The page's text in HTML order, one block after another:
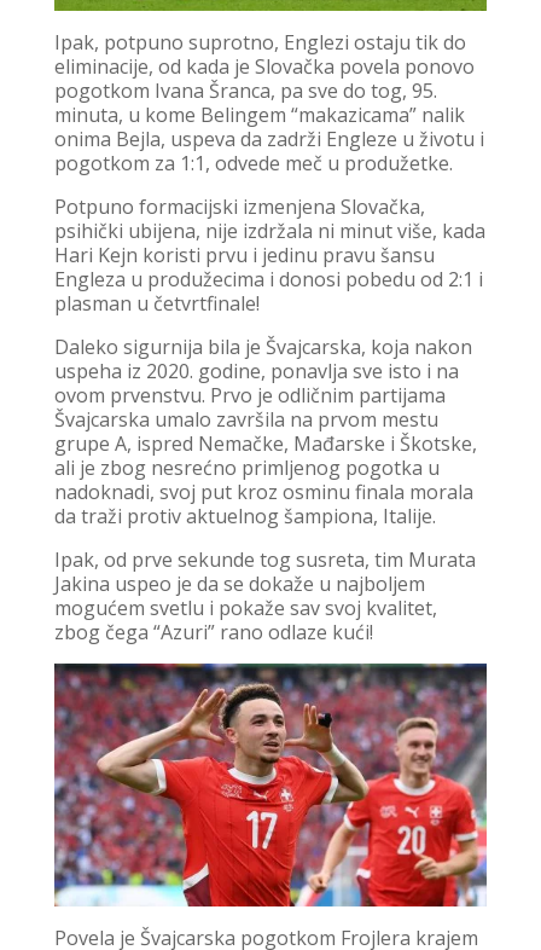
Ipak, potpuno suprotno, Englezi ostaju tik do
eliminacije, od kada je Slovačka povela ponovo
pogotkom Ivana Šranca, pa sve do tog, 95.
minuta, u kome Belingem “makazicama” nalik
onima Bejla, uspeva da zadrži Engleze u životu i
pogotkom za 1:1, odvede meč u produžetke.
Potpuno formacijski izmenjena Slovačka,
psihički ubijena, nije izdržala ni minut više, kada
Hari Kejn koristi prvu i jedinu pravu šansu
Engleza u produžecima i donosi pobedu od 2:1 i
plasman u četvrtfinale!
Daleko sigurnija bila je Švajcarska, koja nakon
uspeha iz 2020. godine, ponavlja sve isto i na
ovom prvenstvu. Prvo je odličnim partijama
Švajcarska umalo završila na prvom mestu
grupe A, ispred Nemačke, Mađarske i Škotske,
ali je zbog nesrećno primljenog pogotka u
nadoknadi, svoj put kroz osminu finala morala
da traži protiv aktuelnog šampiona, Italije.
Ipak, od prve sekunde tog susreta, tim Murata
Jakina uspeo je da se dokaže u najboljem
mogućem svetlu i pokaže sav svoj kvalitet,
zbog čega “Azuri” rano odlaze kući!
Povela je Švajcarska pogotkom Frojlera krajem